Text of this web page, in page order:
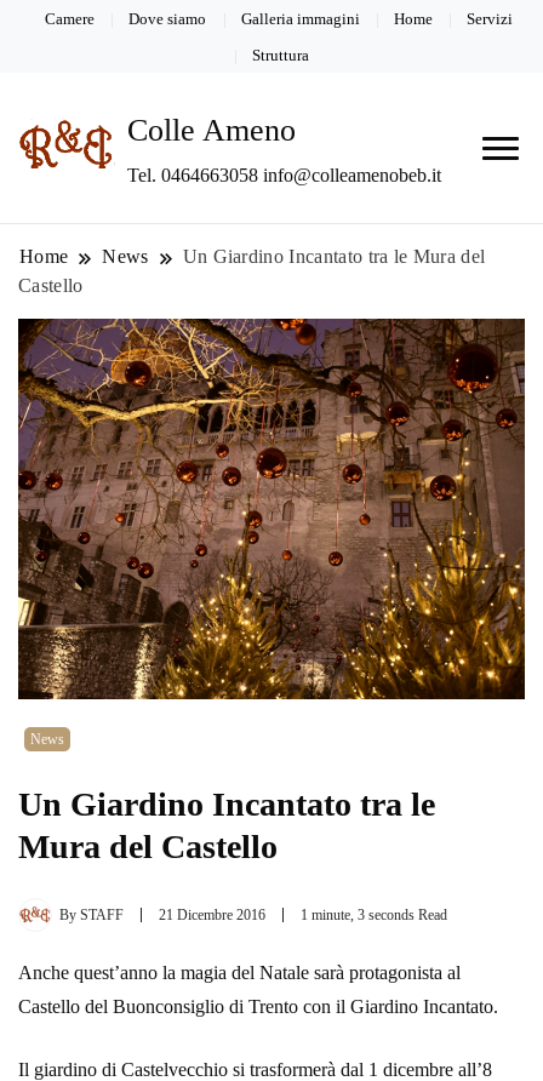
Camere Dove siamo Galleria immagini Home Servizi
Struttura
Colle Ameno
Tel. 0464663058 info@colleamenobeb.it
Home News
Un Giardino Incantato tra le Mura del
Castello
News
Un Giardino Incantato tra le
Mura del Castello
By STAFF 21 Dicembre 2016 1 minute, 3 seconds Read
Anche quest’anno la magia del Natale sarà protagonista al
Castello del Buonconsiglio di Trento con il Giardino Incantato.
Il giardino di Castelvecchio si trasformerà dal 1 dicembre all’8